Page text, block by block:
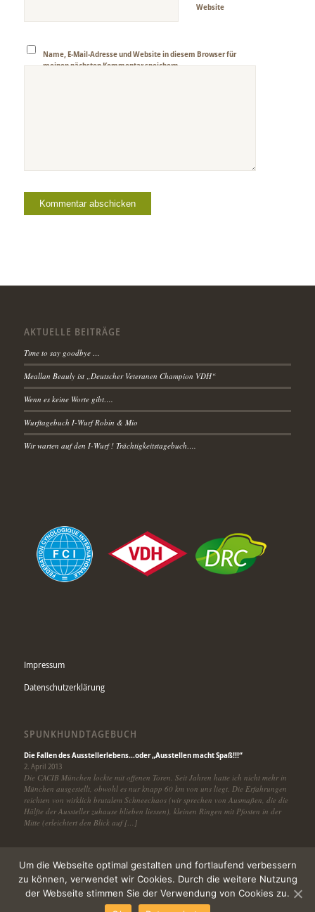
Website
Name, E-Mail-Adresse und Website in diesem Browser für
meinen nächsten Kommentar speichern.
AKTUELLE BEITRÄGE
Time to say goodbye …
Meallan Beauly ist „Deutscher Veteranen Champion VDH“
Wenn es keine Worte gibt….
Wurftagebuch I-Wurf Robin & Mio
Wir warten auf den I-Wurf ! Trächtigkeitstagebuch….
Impressum
Datenschutzerklärung
SPUNKHUNDTAGEBUCH
Die Fallen des Ausstellerlebens…oder „Ausstellen macht Spaß!!!“
2. April 2013
Die CACIB München lockte mit offenen Toren. Seit Jahren hatte ich nicht mehr in
München ausgestellt, obwohl es nur knapp 60 km von uns liegt. Die Erfahrungen
reichten von wirklich brutalem Schneechaos (wir sprechen von Ausmaßen, die die
Hälfte der Aussteller zuhause blieben liessen), kleinen Ringen mit Pfosten in der
Mitte (erleichtert den Blick auf […]
powered by Enfold WordPress Theme
Um die Webseite optimal gestalten und fortlaufend verbessern
zu können, verwendet wir Cookies. Durch die weitere Nutzung
der Webseite stimmen Sie der Verwendung von Cookies zu.